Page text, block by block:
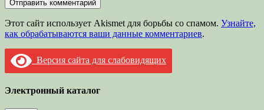
Этот сайт использует Akismet для борьбы со спамом. Узнайте,
как обрабатываются ваши данные комментариев.
Версия сайта для слабовидящих
Электронный каталог